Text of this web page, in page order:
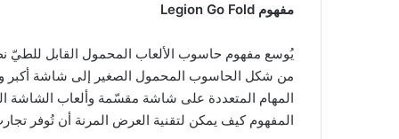
مفهوم Legion Go Fold
يُوسع مفهوم حاسوب الألعاب المحمول القابل للطيّ
من شكل الحاسوب المحمول الصغير إلى شاشة أكبر
المهام المتعددة على شاشة مقسّمة وألعاب الشاشة
المفهوم كيف يمكن لتقنية العرض المرنة أن تُوفر